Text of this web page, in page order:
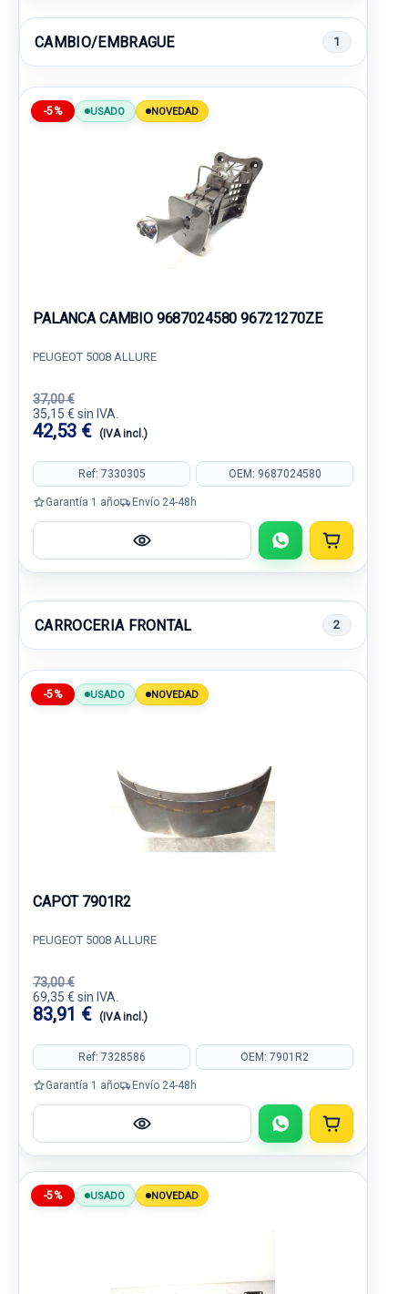
CAMBIO/EMBRAGUE 1
-5% USADO NOVEDAD
PALANCA CAMBIO 9687024580 96721270ZE
PEUGEOT 5008 ALLURE
37,00 €
35,15 € sin IVA.
42,53 € (IVA incl.)
Ref: 7330305 OEM: 9687024580
Garantía 1 año Envío 24-48h
CARROCERIA FRONTAL 2
-5% USADO NOVEDAD
CAPOT 7901R2
PEUGEOT 5008 ALLURE
73,00 €
69,35 € sin IVA.
83,91 € (IVA incl.)
Ref: 7328586 OEM: 7901R2
Garantía 1 año Envío 24-48h
-5% USADO NOVEDAD